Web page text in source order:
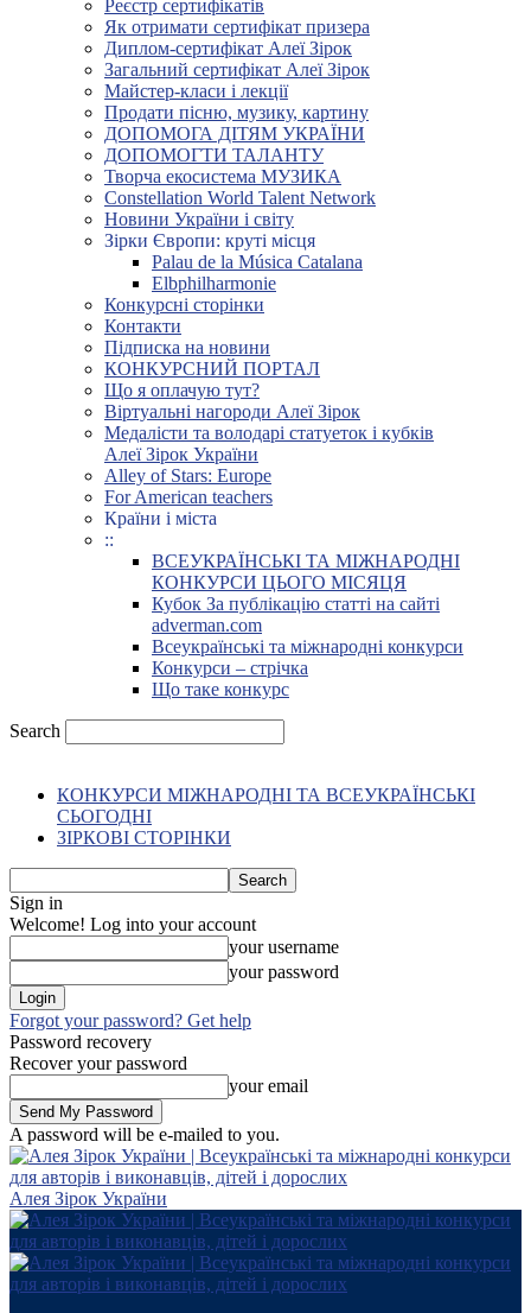
Реєстр сертифікатів
Як отримати сертифікат призера
Диплом-сертифікат Алеї Зірок
Загальний сертифікат Алеї Зірок
Майстер-класи і лекції
Продати пісню, музику, картину
ДОПОМОГА ДІТЯМ УКРАЇНИ
ДОПОМОГТИ ТАЛАНТУ
Творча екосистема МУЗИКА
Constellation World Talent Network
Новини України і світу
Зірки Європи: круті місця
Palau de la Música Catalana
Elbphilharmonie
Конкурсні сторінки
Контакти
Підписка на новини
КОНКУРСНИЙ ПОРТАЛ
Що я оплачую тут?
Віртуальні нагороди Алеї Зірок
Медалісти та володарі статуеток і кубків
Алеї Зірок України
Alley of Stars: Europe
For American teachers
Країни і міста
::
ВСЕУКРАЇНСЬКІ ТА МІЖНАРОДНІ
КОНКУРСИ ЦЬОГО МІСЯЦЯ
Кубок За публікацію статті на сайті
adverman.com
Всеукраїнські та міжнародні конкурси
Конкурси – стрічка
Що таке конкурс
Search
КОНКУРСИ МІЖНАРОДНІ ТА ВСЕУКРАЇНСЬКІ
СЬОГОДНІ
ЗІРКОВІ СТОРІНКИ
Sign in
Welcome! Log into your account
your username
your password
Forgot your password? Get help
Password recovery
Recover your password
your email
A password will be e-mailed to you.
Алея Зірок України